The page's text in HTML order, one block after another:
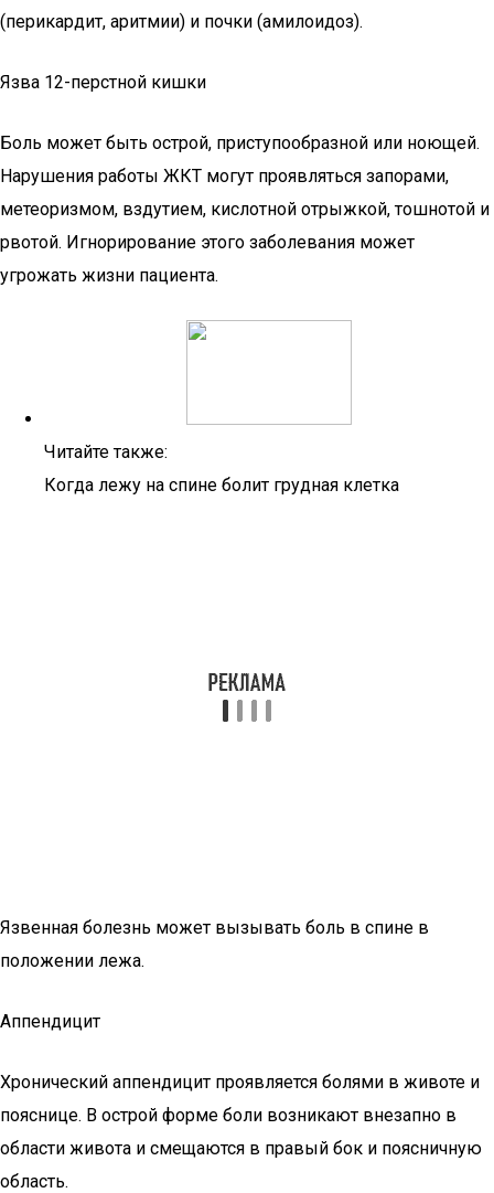
(перикардит, аритмии) и почки (амилоидоз).
Язва 12-перстной кишки
Боль может быть острой, приступообразной или ноющей.
Нарушения работы ЖКТ могут проявляться запорами,
метеоризмом, вздутием, кислотной отрыжкой, тошнотой и
рвотой. Игнорирование этого заболевания может
угрожать жизни пациента.
Читайте также:
Когда лежу на спине болит грудная клетка
Язвенная болезнь может вызывать боль в спине в
положении лежа.
Аппендицит
Хронический аппендицит проявляется болями в животе и
пояснице. В острой форме боли возникают внезапно в
области живота и смещаются в правый бок и поясничную
область.